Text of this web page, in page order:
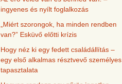
ingyenes és nyílt foglalkozás
„Miért szorongok, ha minden rendben
van?” Esküvő előtti krízis
Hogy néz ki egy fedett családállítás –
egy első alkalmas résztvevő személyes
tapasztalata